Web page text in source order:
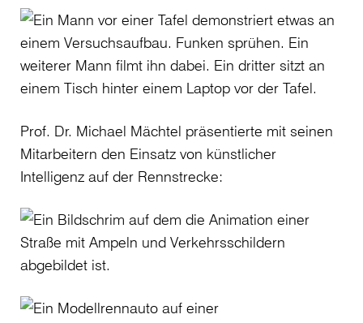
Prof. Dr. Michael Mächtel präsentierte mit seinen
Mitarbeitern den Einsatz von künstlicher
Intelligenz auf der Rennstrecke: